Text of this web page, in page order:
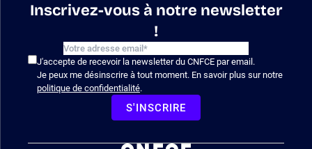
Inscrivez-vous à notre newsletter
!
J'accepte de recevoir la newsletter du CNFCE par email.
Je peux me désinscrire à tout moment. En savoir plus sur notre
politique de confidentialité.
S'INSCRIRE